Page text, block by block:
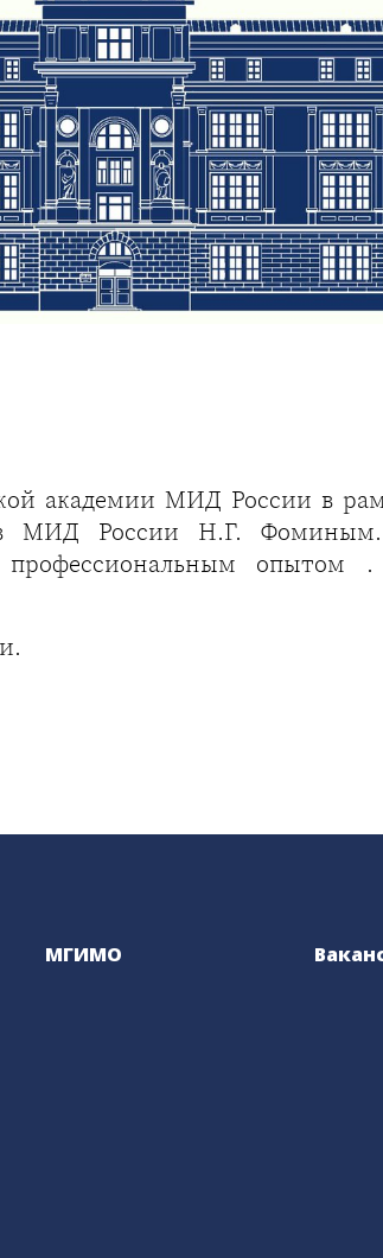
академии МИД России в
МИД России Н.Г. Фоминым.
опытом .
МГИМО